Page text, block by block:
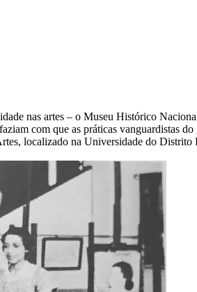
nas artes – o Museu Histórico
com que as práticas vanguardistas
localizado na Universidade do Distrito